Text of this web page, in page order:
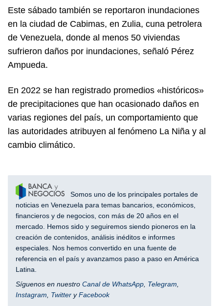
Este sábado también se reportaron inundaciones
en la ciudad de Cabimas, en Zulia, cuna petrolera
de Venezuela, donde al menos 50 viviendas
sufrieron daños por inundaciones, señaló Pérez
Ampueda.
En 2022 se han registrado promedios «históricos»
de precipitaciones que han ocasionado daños en
varias regiones del país, un comportamiento que
las autoridades atribuyen al fenómeno La Niña y al
cambio climático.
Somos uno de los principales portales de
noticias en Venezuela para temas bancarios, económicos,
financieros y de negocios, con más de 20 años en el
mercado. Hemos sido y seguiremos siendo pioneros en la
creación de contenidos, análisis inéditos e informes
especiales. Nos hemos convertido en una fuente de
referencia en el país y avanzamos paso a paso en América
Latina.
Síguenos en nuestro Canal de WhatsApp Telegram
Instagram
Twitter yFacebook